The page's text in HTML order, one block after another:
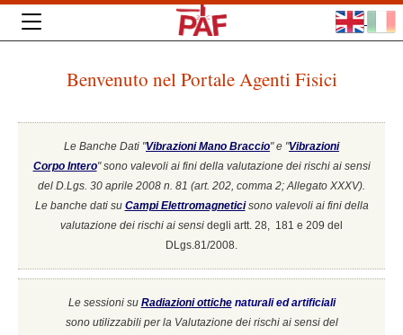
Benvenuto nel Portale Agenti Fisici
Le Banche Dati "Vibrazioni Mano Braccio" e "Vibrazioni
Corpo Intero"sono valevoli ai fini della valutazione dei rischi ai sensi
del D.Lgs. 30 aprile 2008 n. 81 (art. 202, comma 2; Allegato XXXV).
Le banche dati su Campi Elettromagneticisono valevoli ai fini della
valutazione dei rischi ai sensi degli artt. 28, 181 e 209 del
DLgs.81/2008.
Le sessioni su Radiazioni ottiche naturali ed artificiali
sono utilizzabili per la Valutazione dei rischi ai sensi del